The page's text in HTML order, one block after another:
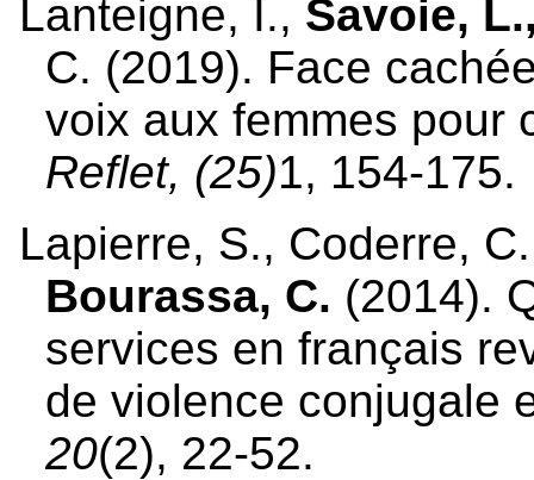
Lanteigne, I., Savoie,
C. (2019). Face
voix aux femmes pour
Reflet, (25)1, 154-175.
Lapierre, S., Coderre,
Bourassa, C. (2014).
services en français
de violence conjugale
20(2), 22-52.